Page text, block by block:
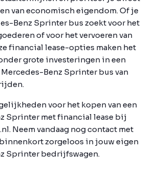
van economisch eigendom. Of je
Benz Sprinter bus zoekt voor het
of voor het vervoeren van
financial lease-opties maken het
grote investeringen in een
Benz Sprinter bus van
voor het kopen van een
Sprinter met financial lease bij
Neem vandaag nog contact met
zorgeloos in jouw eigen
Sprinter bedrijfswagen.